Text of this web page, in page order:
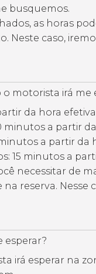
busquemos.
as horas
Neste caso,
motorista irá me
da hora
minutos a partir
a partir
15 minutos a
necessitar de
reserva. Nesse
esperar?
irá esperar na